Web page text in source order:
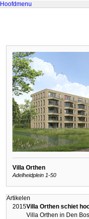
Hoofdmenu
Villa Orthen
Adelheidplein 1-50
Artikelen
2015Villa Orthen schiet
Villa Orthen in Den